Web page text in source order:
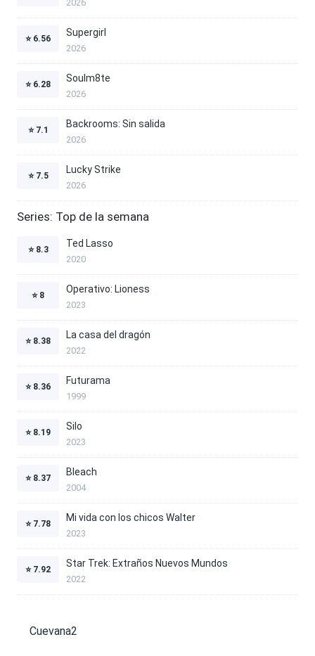
2026
⭐ 6.56
Supergirl
2026
⭐ 6.28
Soulm8te
2026
⭐ 7.1
Backrooms: Sin salida
2026
⭐ 7.5
Lucky Strike
2026
Series: Top de la semana
⭐ 8.3
Ted Lasso
2020
⭐ 8
Operativo: Lioness
2023
⭐ 8.38
La casa del dragón
2022
⭐ 8.36
Futurama
1999
⭐ 8.19
Silo
2023
⭐ 8.37
Bleach
2004
⭐ 7.78
Mi vida con los chicos Walter
2023
⭐ 7.92
Star Trek: Extraños Nuevos Mundos
2022
Cuevana2